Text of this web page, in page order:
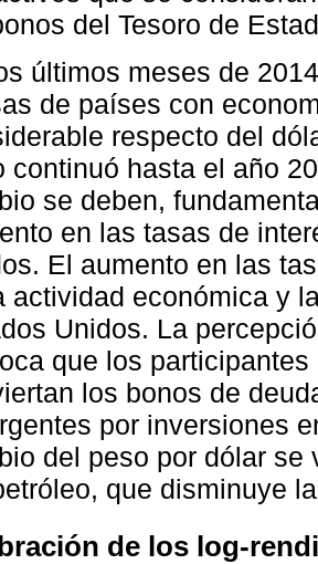
del Tesoro de
últimos meses de
de países con
respecto del
continuó hasta el año
se deben,
en las tasas de
El aumento en las
actividad económica y
Unidos. La
que los
los bonos de
por inversiones
del peso por dólar
que disminuye
de los log-